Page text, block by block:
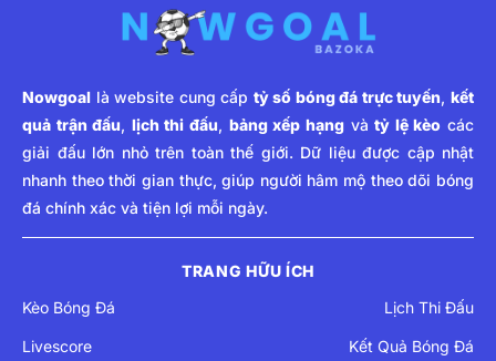
Nowgoal là website cung cấp tỷ số bóng đá trực tuyến,kết
quả trận đấu, lịch thi đấu, bảng xếp hạngvàtỷ lệ kèo các
giải đấu lớn nhỏ trên toàn thế giới. Dữ liệu được cập nhật
nhanh theo thời gian thực, giúp người hâm mộ theo dõi bóng
đá chính xác và tiện lợi mỗi ngày.
TRANG HỮU ÍCH
Kèo Bóng Đá
Lịch Thi Đấu
Livescore Kết Quả Bóng Đá